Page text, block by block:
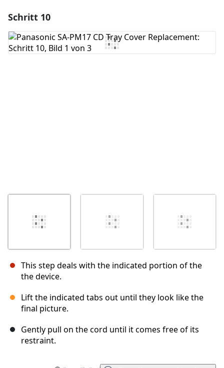
Kommentar hinzufügen
Schritt 10
This step deals with the indicated portion of the
the device.
Lift the indicated tabs out until they look like the
final picture.
Gently pull on the cord until it comes free of its
restraint.